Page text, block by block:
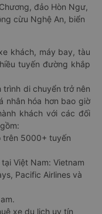
đảo Hòn Ngư,
cừu Nghệ An, biển
khách, máy bay, tàu
tuyến đường khắp
trình di chuyển trở nên
nhân hóa hơn bao giờ
khách với các đối
trên 5000+ tuyến
Việt Nam: Vietnam
Pacific Airlines và
xe du lịch uy tín